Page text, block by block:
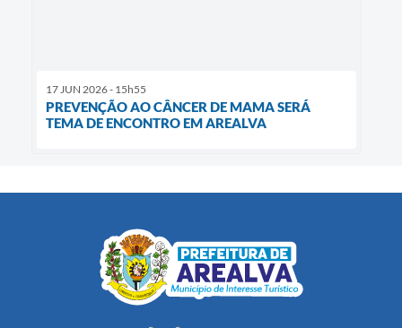
17 JUN 2026 - 15h55
PREVENÇÃO AO CÂNCER DE MAMA SERÁ
TEMA DE ENCONTRO EM AREALVA